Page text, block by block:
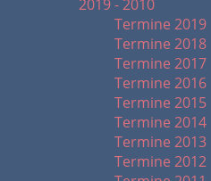
2019 - 2010
Termine 2019
Termine 2018
Termine 2017
Termine 2016
Termine 2015
Termine 2014
Termine 2013
Termine 2012